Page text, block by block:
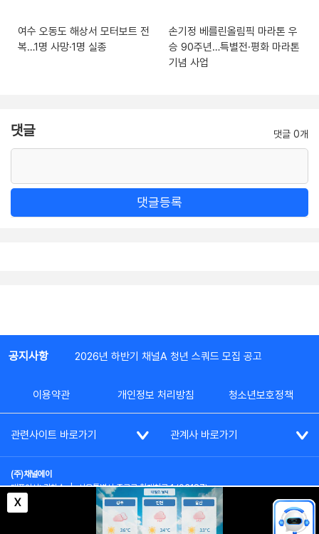
여수 오동도 해상서 모터보트 전
복…1명 사망·1명 실종
손기정 베를린올림픽 마라톤 우
승 90주년…특별전·평화 마라톤
기념 사업
댓글 댓글 0개
댓글등록
X
공지사항 2026년 하반기 채널A 청년 스쿼드 모집 공고
이용약관 개인정보 처리방침 청소년보호정책
관련사이트 바로가기 관계사 바로가기
(주)채널에이
대표이사: 김차수 | 서울특별시 종로구 청계천로 1 (03187)
부가통신사업신고: 022357호 | 사업자등록번호: 101-86-62787
대표전화: (02)2020-3114
시청자상담실: (02)2020-3100
통신판매업신고: 제2012-서울종로-0195호